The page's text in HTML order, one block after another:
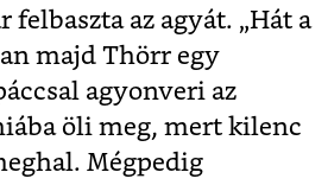
felbaszta az agyát. „Hát a
majd Thörr egy
agyonveri az
öli meg, mert kilenc
Mégpedig